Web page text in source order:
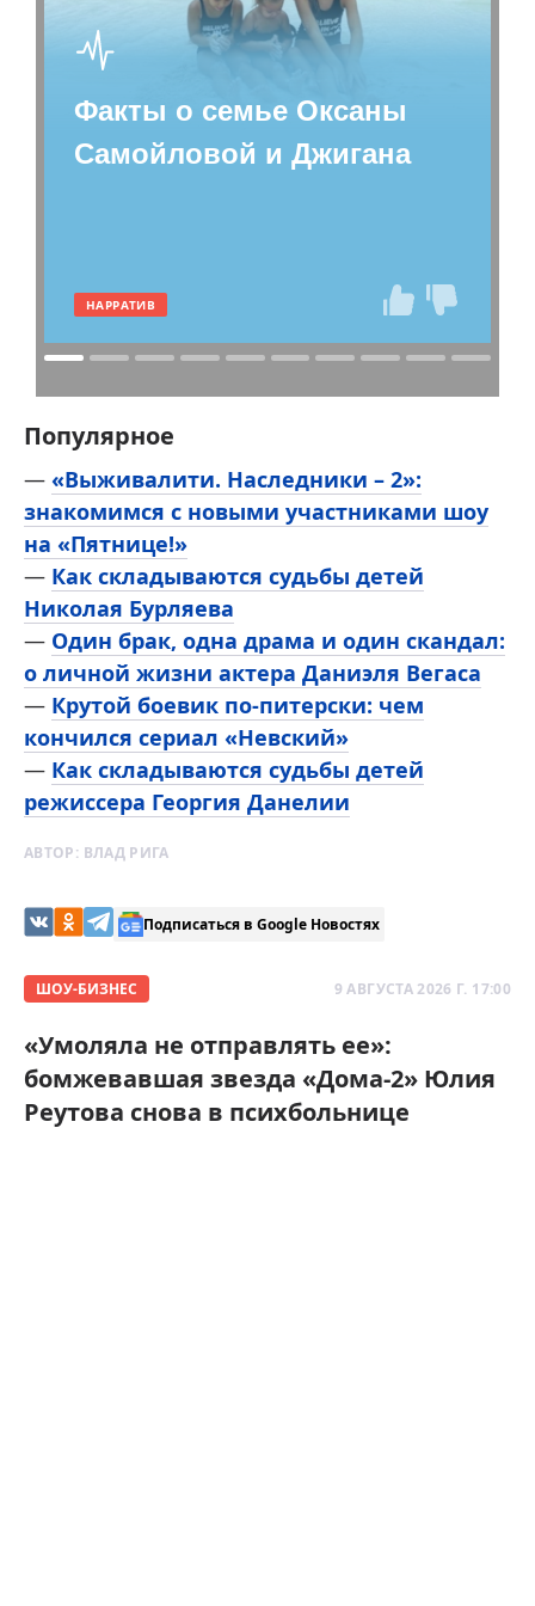
Факты о семье Оксаны
Самойловой и Джигана
НАРРАТИВ
Поделиться:
Популярное
— «Выживалити. Наследники – 2»:
знакомимся с новыми участниками шоу
на «Пятнице!»
— Как складываются судьбы детей
Николая Бурляева
— Один брак, одна драма и один скандал:
о личной жизни актера Даниэля Вегаса
— Крутой боевик по-питерски: чем
кончился сериал «Невский»
— Как складываются судьбы детей
режиссера Георгия Данелии
АВТОР: ВЛАД РИГА
Подписаться в Google Новостях
ШОУ-БИЗНЕС 9 АВГУСТА 2026 Г. 17:00
«Умоляла не отправлять ее»:
бомжевавшая звезда «Дома-2» Юлия
Реутова снова в психбольнице